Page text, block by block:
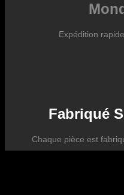
Expédition
Fabriqué
Chaque pièce est